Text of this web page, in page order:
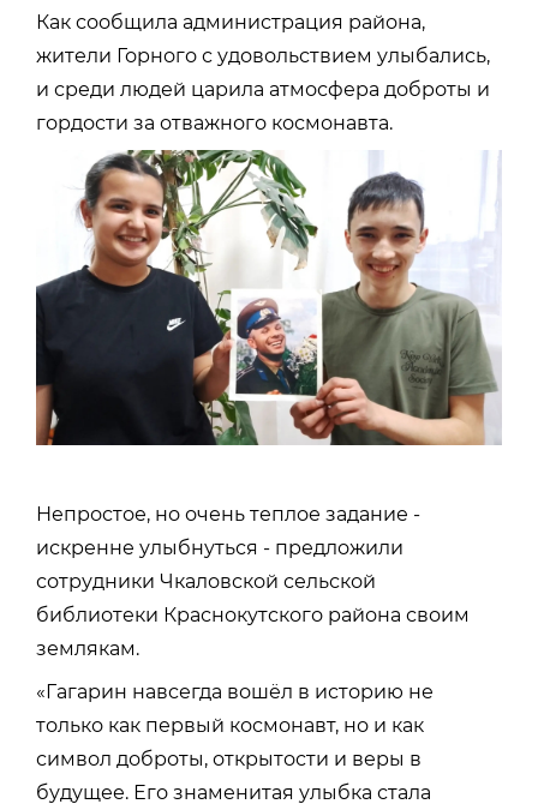
Как сообщила администрация района,
жители Горного с удовольствием улыбались,
и среди людей царила атмосфера доброты и
гордости за отважного космонавта.
Непростое, но очень теплое задание -
искренне улыбнуться - предложили
сотрудники Чкаловской сельской
библиотеки Краснокутского района своим
землякам.
«Гагарин навсегда вошёл в историю не
только как первый космонавт, но и как
символ доброты, открытости и веры в
будущее. Его знаменитая улыбка стала